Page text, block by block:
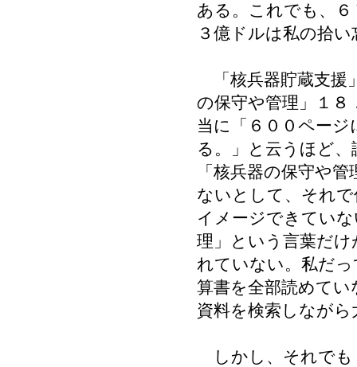
ある。これでも、
３億ドルは私の拾
「核兵器貯蔵支援
の保守や管理」１８
当に「６００ペー
る。」と云うほど
「核兵器の保守や
ないとして、それ
イメージできてい
理」という言葉だ
れていない。私だ
算書を全部読めて
資料を検索しなが
しかし、それでも